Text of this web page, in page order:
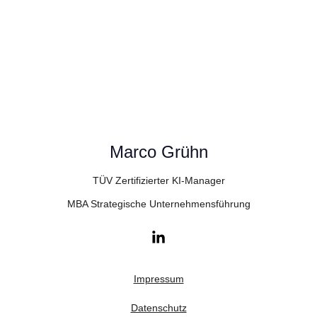
Marco Grühn
TÜV Zertifizierter KI-Manager
MBA Strategische Unternehmensführung
Impressum
Datenschutz